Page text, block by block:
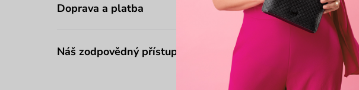
Doprava a platba
Náš zodpovědný přístup